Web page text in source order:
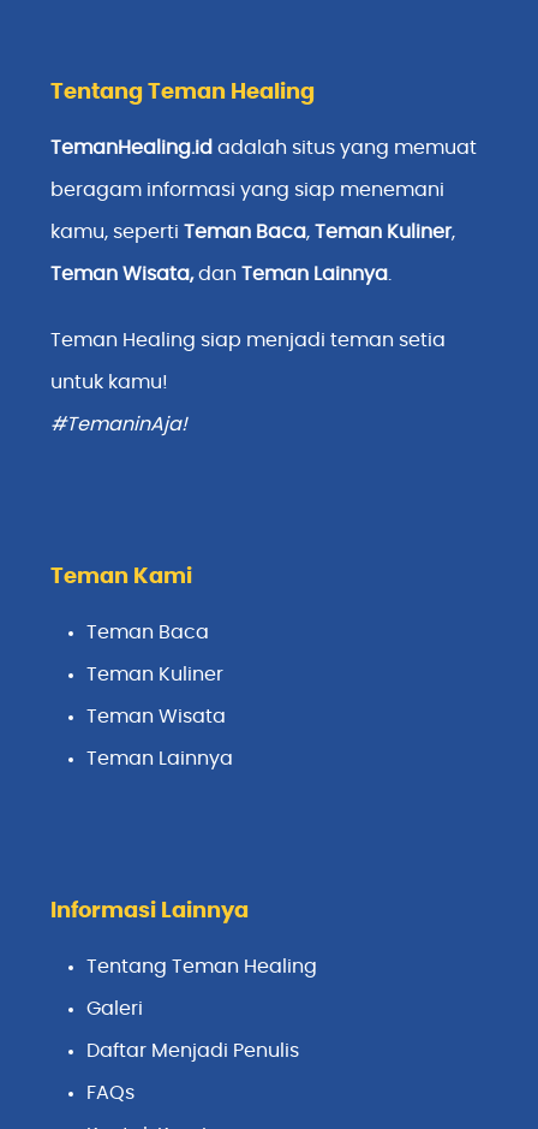
Tentang Teman Healing
TemanHealing.id adalah situs yang memuat
beragam informasi yang siap menemani
kamu, sepertiTeman Baca,Teman Kuliner,
Teman Wisata,danTeman Lainnya.
Teman Healing siap menjadi teman setia
untuk kamu!
#TemaninAja!
Teman Kami
Teman Baca
Teman Kuliner
Teman Wisata
Teman Lainnya
Informasi Lainnya
Tentang Teman Healing
Galeri
Daftar Menjadi Penulis
FAQs